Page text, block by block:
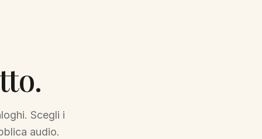
Scegli i
audio.